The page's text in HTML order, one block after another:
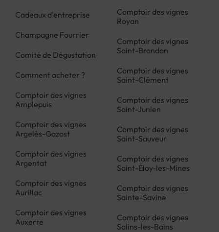
Cadeaux d'entreprise
Champagne Fourrier
Comité de Dégustation
Comment acheter ?
Comptoir des vignes
Amplepuis
Comptoir des vignes
Argelès-Gazost
Comptoir des vignes
Argentat
Comptoir des vignes
Aurillac
Comptoir des vignes
Auxerre
Comptoir des vignes
Royan
Comptoir des vignes
Saint-Brandan
Comptoir des vignes
Saint-Clément
Comptoir des vignes
Saint-Junien
Comptoir des vignes
Saint-Sauveur
Comptoir des vignes
Saint-Éloy-les-Mines
Comptoir des vignes
Sainte-Savine
Comptoir des vignes
Salins-les-Bains